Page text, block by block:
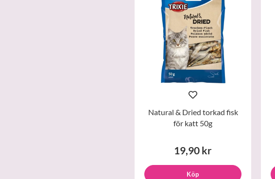
Natural & Dried torkad fisk
för katt 50g
19,90 kr
Köp